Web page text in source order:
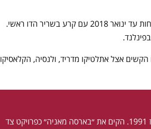
מכה גדולה למועדון, דמבלה לא ישחק לפחות עד ינואר 2018 עם קרע בשריר הדו ראשי.
אצל אתלטיקו מדריד, ולנסיה, הקלאסיקו
חי ונושם בלאוגרנה מאז 1991. הקים את ״בארסה מאניה״ כפרויקט צד